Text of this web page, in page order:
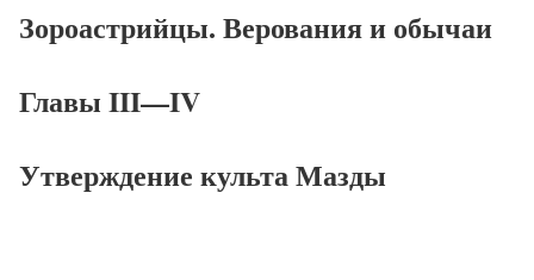
Зороастрийцы. Верования и обычаи
Главы III—IV
Утверждение культа Мазды